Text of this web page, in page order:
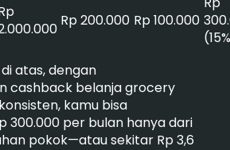
Rp 200.000 Rp 100.000
atas, dengan
cashback belanja grocery
kamu bisa
300.000 per bulan hanya dari
pokok—atau sekitar Rp 3,6